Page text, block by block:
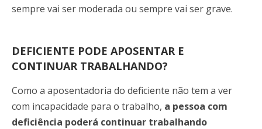
sempre vai ser moderada ou sempre vai ser grave.
DEFICIENTE PODE APOSENTAR E
CONTINUAR TRABALHANDO?
Como a aposentadoria do deficiente não tem a ver
com incapacidade para o trabalho, a pessoa com
deficiência poderá continuar trabalhando